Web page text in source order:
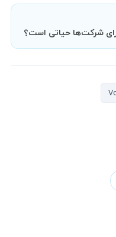
شرکت‌ها حیاتی است؟